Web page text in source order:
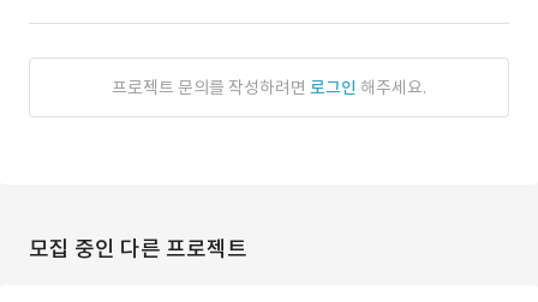
프로젝트 문의를 작성하려면 로그인 해주세요.
모집 중인 다른 프로젝트